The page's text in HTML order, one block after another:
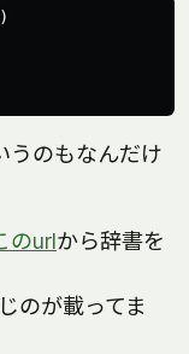
うのもなんだけ
のurlから辞書を
のが載ってま